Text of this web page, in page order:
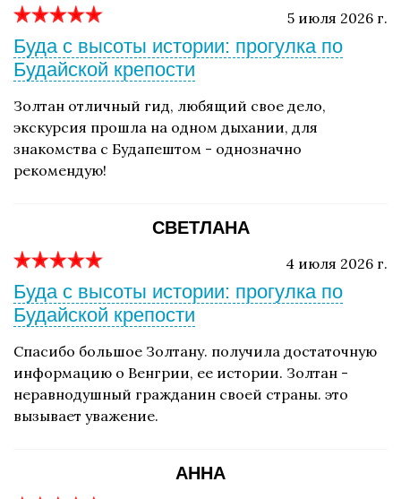
5 июля 2026 г.
Буда с высоты истории: прогулка по
Будайской крепости
Золтан отличный гид, любящий свое дело,
экскурсия прошла на одном дыхании, для
знакомства с Будапештом - однозначно
рекомендую!
СВЕТЛАНА
4 июля 2026 г.
Буда с высоты истории: прогулка по
Будайской крепости
Спасибо большое Золтану. получила достаточную
информацию о Венгрии, ее истории. Золтан -
неравнодушный гражданин своей страны. это
вызывает уважение.
АННА